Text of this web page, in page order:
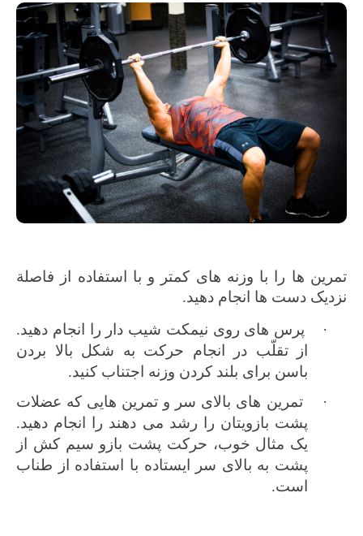
تمرین ها را با وزنه های کمتر و با استفاده از فاصلة
نزدیک دست ها انجام دهید.
·
پرس های روی نیمکت شیب دار را انجام دهید.
از تقلّب در انجام حرکت به شکل بالا بردن
باسن برای بلند کردن وزنه اجتناب کنید.
·
تمرین های بالای سر و تمرین هایی که عضلات
پشت بازویتان را رشد می دهند را انجام دهید.
یک مثال خوب، حرکت پشت بازو سیم کش از
پشت به بالای سر ایستاده با استفاده از طناب
است.